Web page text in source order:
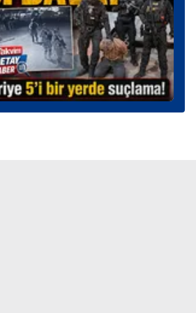
amacıyla
çerezler, sitemizin daha işlevsel
ve sizlere yönelik
yapılması, amaçlarıyla
dahilinde kullanılacaktır.